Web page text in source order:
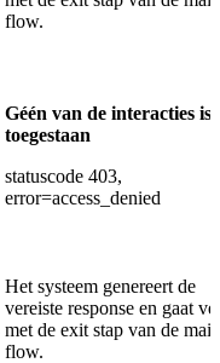
flow.
Géén van de interacties is
toegestaan
statuscode 403,
error=access_denied
Het systeem genereert de
vereiste response en gaat
met de exit stap van de main
flow.